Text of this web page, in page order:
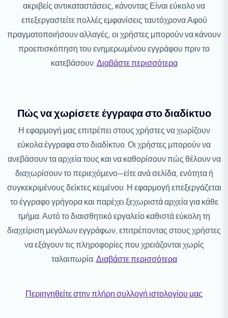
ακριβείς αντικαταστάσεις, κάνοντας Είναι εύκολο να
επεξεργαστείτε πολλές εμφανίσεις ταυτόχρονα Αφού
πραγματοποιήσουν αλλαγές, οι χρήστες μπορούν να κάνουν
προεπισκόπηση του ενημερωμένου εγγράφου πριν το
κατεβάσουν.Διαβάστε περισσότερα
Πώς να χωρίσετε έγγραφα στο διαδίκτυο
Η εφαρμογή μας επιτρέπει στους χρήστες να χωρίζουν
εύκολα έγγραφα στο διαδίκτυο. Οι χρήστες μπορούν να
ανεβάσουν τα αρχεία τους και να καθορίσουν πώς θέλουν να
διαχωρίσουν το περιεχόμενο—είτε ανά σελίδα, ενότητα ή
συγκεκριμένους δείκτες κειμένου. Η εφαρμογή επεξεργάζεται
το έγγραφο γρήγορα και παρέχει ξεχωριστά αρχεία για κάθε
τμήμα. Αυτό το διαισθητικό εργαλείο καθιστά εύκολη τη
διαχείριση μεγάλων εγγράφων, επιτρέποντας στους χρήστες
να εξάγουν τις πληροφορίες που χρειάζονται χωρίς
ταλαιπωρία.Διαβάστε περισσότερα
Περιηγηθείτε στην πλήρη συλλογή ιστολογίου μας